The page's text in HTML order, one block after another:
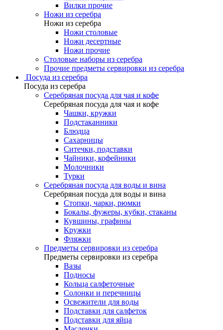
Вилки прочие
Ножи из серебра
Ножи из серебра
Ножи столовые
Ножи десертные
Ножи прочие
Столовые наборы из серебра
Прочие предметы сервировки из серебра
Посуда из серебра
Посуда из серебра
Серебряная посуда для чая и кофе
Серебряная посуда для чая и кофе
Чашки, кружки
Подстаканники
Блюдца
Сахарницы
Ситечки, подставки
Чайники, кофейники
Молочники
Турки
Серебряная посуда для воды и вина
Серебряная посуда для воды и вина
Стопки, чарки, рюмки
Бокалы, фужеры, кубки, стаканы
Кувшины, графины
Кружки
Фляжки
Предметы сервировки из серебра
Предметы сервировки из серебра
Вазы
Подносы
Кольца салфеточные
Солонки и перечницы
Освежители для воды
Подставки для салфеток
Подставки для яйца